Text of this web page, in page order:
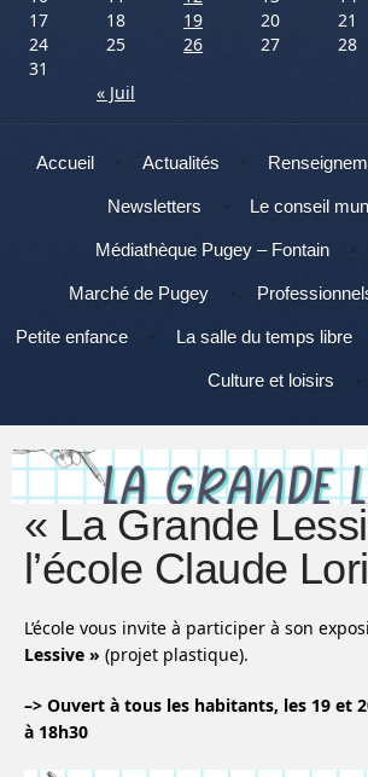
17
18 19 20 21
24
25 26 27 28
31
« Juil
Menu
Aller au contenu
Accueil Actualités
Newsletters Le conseil
Médiathèque Pugey – Fontain
Marché de Pugey
Petite enfance La salle du temps libre
Culture et loisirs
« La Grande
l’école Claude
L’école vous invite à participer à son
Lessive » (projet plastique).
–> Ouvert à tous les habitants, les 19 et
à 18h30